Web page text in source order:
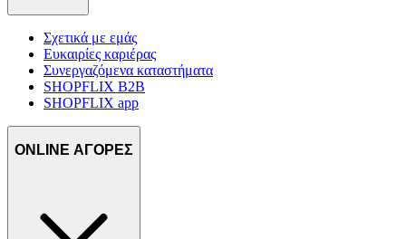
Σχετικά με εμάς
Ευκαιρίες καριέρας
Συνεργαζόμενα καταστήματα
SHOPFLIX B2B
SHOPFLIX app
ONLINE ΑΓΟΡΕΣ